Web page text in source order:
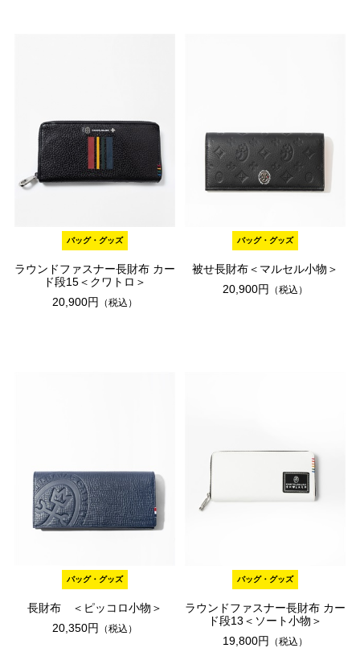
バッグ・グッズ
ラウンドファスナー長財布 カー
ド段15＜クワトロ＞
20,900円
（税込）
バッグ・グッズ
被せ長財布＜マルセル小物＞
20,900円
（税込）
バッグ・グッズ
長財布 ＜ピッコロ小物＞
20,350円
（税込）
バッグ・グッズ
ラウンドファスナー長財布 カー
ド段13＜ソート小物＞
19,800円
（税込）